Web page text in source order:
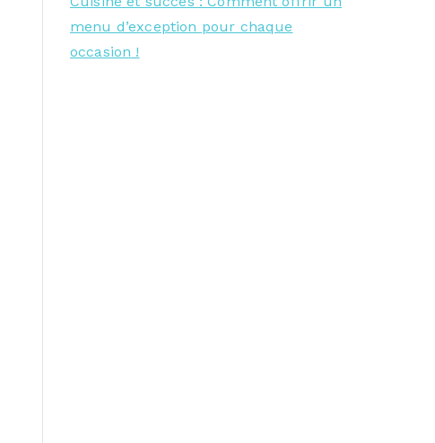
menu d’exception pour chaque
occasion !